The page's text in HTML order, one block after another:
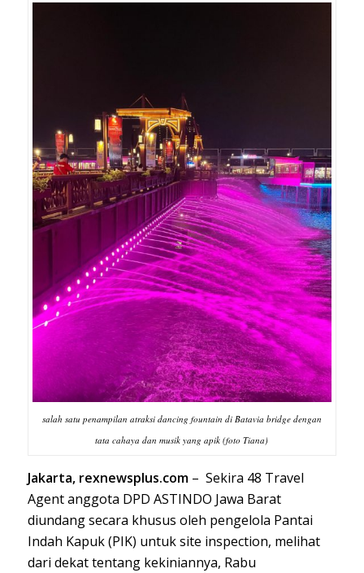
salah satu penampilan atraksi dancing fountain di Batavia bridge dengan
tata cahaya dan musik yang apik (foto Tiana)
Jakarta, rexnewsplus.com– Sekira 48 Travel
Agent anggota DPD ASTINDO Jawa Barat
diundang secara khusus oleh pengelola Pantai
Indah Kapuk (PIK) untuk site inspection, melihat
dari dekat tentang kekiniannya, Rabu